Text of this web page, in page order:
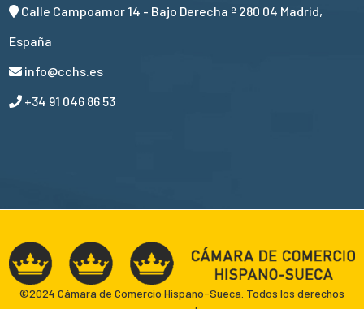
Calle Campoamor 14 - Bajo Derecha º 280 04 Madrid,
España
info@cchs.es
+34 91 046 86 53
©2024 Cámara de Comercio Hispano-Sueca. Todos los derechos